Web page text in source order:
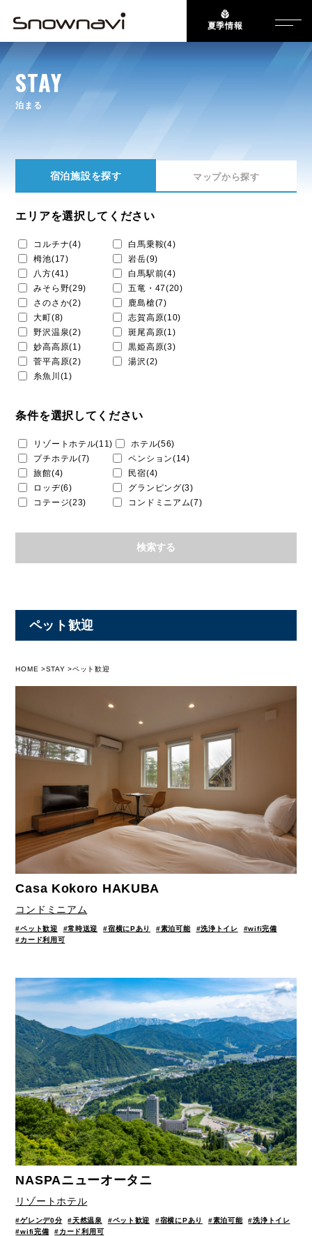
夏季情報
STAY
泊まる
宿泊施設を探す マップから探す
エリアを選択してください
コルチナ(4)
白馬乗鞍(4)
栂池(17)
岩岳(9)
八方(41)
白馬駅前(4)
みそら野(29)
五竜・47(20)
さのさか(2)
鹿島槍(7)
大町(8)
志賀高原(10)
野沢温泉(2)
斑尾高原(1)
妙高高原(1)
黒姫高原(3)
菅平高原(2)
湯沢(2)
糸魚川(1)
条件を選択してください
リゾートホテル(11)
ホテル(56)
プチホテル(7)
ペンション(14)
旅館(4)
民宿(4)
ロッヂ(6)
グランピング(3)
コテージ(23)
コンドミニアム(7)
ペット歓迎
HOME STAY ペット歓迎
Casa Kokoro HAKUBA
コンドミニアム
#ペット歓迎 #常時送迎 #宿横にPあり #素泊可能 #洗浄トイレ
#wifi完備
#カード利用可
NASPAニューオータニ
リゾートホテル
#ゲレンデ0分 #天然温泉 #ペット歓迎 #宿横にPあり #素泊可能
#洗浄トイレ
#wifi完備
#カード利用可